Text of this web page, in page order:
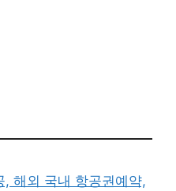
해외 국내 항공권예약,